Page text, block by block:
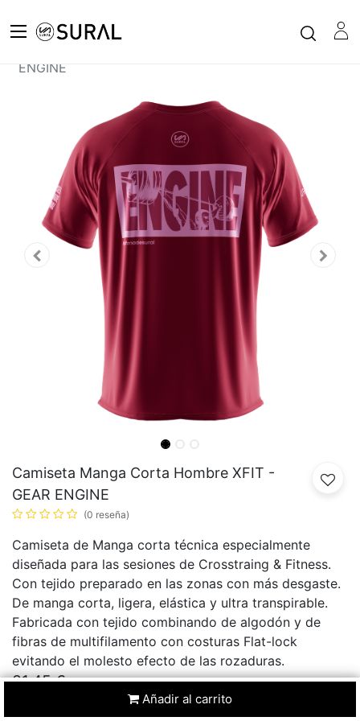
Todos los productos
ENGINE
Camiseta Manga Corta Hombre XFIT -
GEAR ENGINE
(0 reseña)
Camiseta de Manga corta técnica especialmente
diseñada para las sesiones de Crosstraing & Fitness.
Con tejido preparado en las zonas con más desgaste.
De manga corta, ligera, elástica y ultra transpirable.
Fabricada con tejido combinando de algodón y de
fibras de multifilamento con costuras Flat-lock
evitando el molesto efecto de las rozaduras.
31,45€ 34,94€ 10% Dto.
Añadir al carrito